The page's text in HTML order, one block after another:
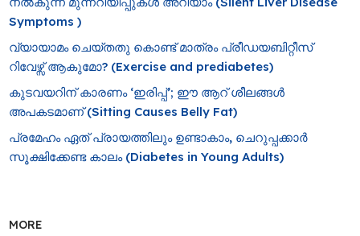
Symptoms )
വ്യായാമം ചെയ്തതു കൊണ്ട് മാത്രം പ്രീഡയബിറ്റീസ്
റിവേഴ്സ് ആകുമോ? (Exercise and prediabetes)
കുടവയറിന് കാരണം ‘ഇരിപ്പ്’; ഈ ആറ് ശീലങ്ങൾ
അപകടമാണ് (Sitting Causes Belly Fat)
പ്രമേഹം ഏത് പ്രായത്തിലും ഉണ്ടാകാം, ചെറുപ്പക്കാർ
സൂക്ഷിക്കേണ്ട കാലം (Diabetes in Young Adults)
MORE